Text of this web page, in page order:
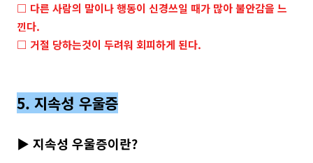
□ 다른 사람의 말이나 행동이 신경쓰일 때가 많아 불안감을 느
낀다.
□ 거절 당하는것이 두려워 회피하게 된다.
5. 지속성 우울증
▶ 지속성 우울증이란?